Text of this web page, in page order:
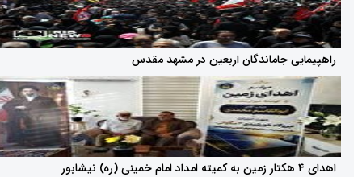
جاماندگان اربعین در مشهد مقدس